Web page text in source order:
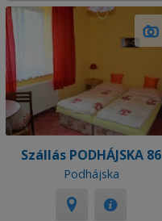
Szállás PODHÁJSKA 86
Podhájska